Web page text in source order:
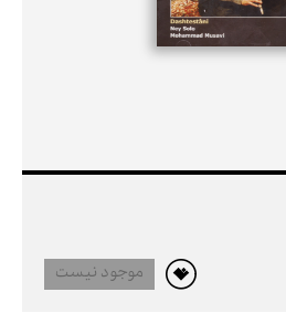
موجود نیست